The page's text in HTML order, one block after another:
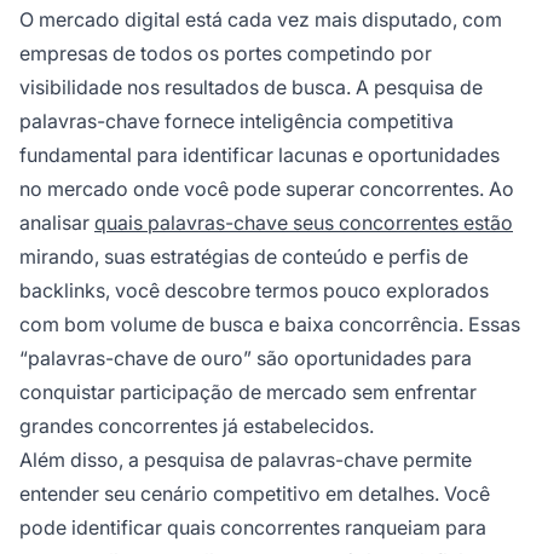
O mercado digital está cada vez mais disputado, com
empresas de todos os portes competindo por
visibilidade nos resultados de busca. A pesquisa de
palavras-chave fornece inteligência competitiva
fundamental para identificar lacunas e oportunidades
no mercado onde você pode superar concorrentes. Ao
analisar quais palavras-chave seus concorrentes estão
mirando, suas estratégias de conteúdo e perfis de
backlinks, você descobre termos pouco explorados
com bom volume de busca e baixa concorrência. Essas
“palavras-chave de ouro” são oportunidades para
conquistar participação de mercado sem enfrentar
grandes concorrentes já estabelecidos.
Além disso, a pesquisa de palavras-chave permite
entender seu cenário competitivo em detalhes. Você
pode identificar quais concorrentes ranqueiam para